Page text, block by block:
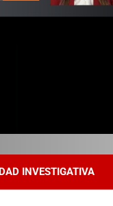
INVESTIGATIVA